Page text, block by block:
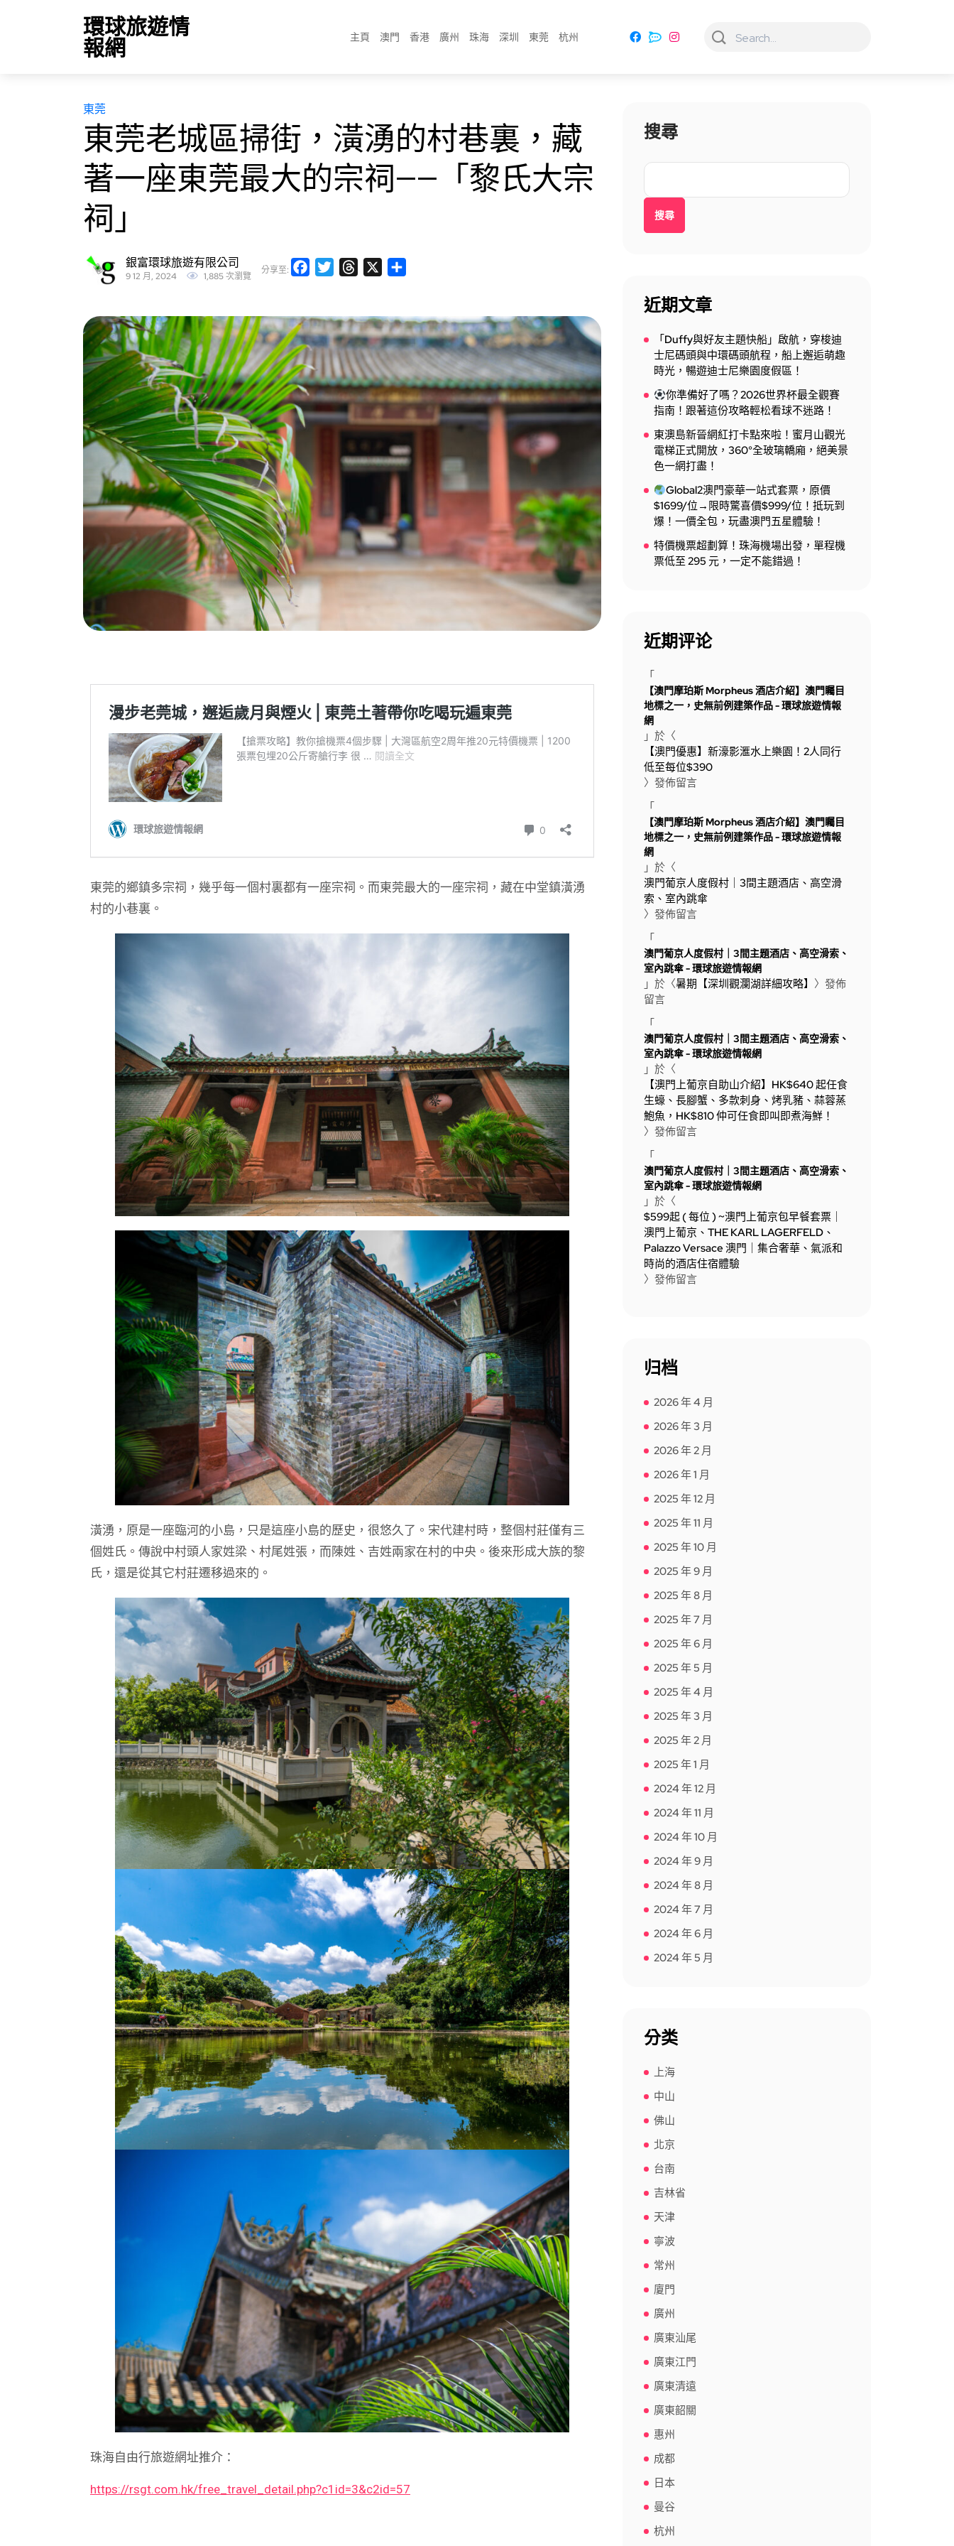
環球旅遊情
報網 主頁 澳門 香港 廣州 珠海 深圳 東莞 杭州
東莞
東莞老城區掃街，潢湧的村巷裏，藏
著一座東莞最大的宗祠——「黎氏大宗
祠」
銀富環球旅遊有限公司
9 12 月, 2024 1,885 次瀏覽
分享至: FacebookTwitterThreads
東莞的鄉鎮多宗祠，幾乎每一個村裏都有一座宗祠。而東莞最大的一座宗祠，藏在中堂鎮潢湧
村的小巷裏。
潢湧，原是一座臨河的小島，只是這座小島的歷史，很悠久了。宋代建村時，整個村莊僅有三
個姓氏。傳說中村頭人家姓梁、村尾姓張，而陳姓、吉姓兩家在村的中央。後來形成大族的黎
氏，還是從其它村莊遷移過來的。
珠海自由行旅遊網址推介：
https://rsgt.com.hk/free_travel_detail.php?c1id=3&c2id=57
搜尋
搜尋
近期文章
「Duffy與好友主題快船」啟航，穿梭迪
士尼碼頭與中環碼頭航程，船上邂逅萌趣
時光，暢遊迪士尼樂園度假區！
你準備好了嗎？2026世界杯最全觀賽
指南！跟著這份攻略輕松看球不迷路！
東澳島新晉網紅打卡點來啦！蜜月山觀光
電梯正式開放，360°全玻璃轎廂，絕美景
色一網打盡！
Global2澳門豪華一站式套票，原價
$1699/位→限時驚喜價$999/位！抵玩到
爆！一價全包，玩盡澳門五星體驗！
特價機票超劃算！珠海機場出發，單程機
票低至 295 元，一定不能錯過！
近期评论
「
【澳門摩珀斯 Morpheus 酒店介紹】澳門矚目
地標之一，史無前例建築作品 - 環球旅遊情報
網
」於〈
【澳門優惠】新濠影滙水上樂園！2人同行
低至每位$390
〉發佈留言
「
【澳門摩珀斯 Morpheus 酒店介紹】澳門矚目
地標之一，史無前例建築作品 - 環球旅遊情報
網
」於〈
澳門葡京人度假村｜3間主題酒店、高空滑
索、室內跳傘
〉發佈留言
「
澳門葡京人度假村｜3間主題酒店、高空滑索、
室內跳傘 - 環球旅遊情報網
」於〈暑期【深圳觀瀾湖詳細攻略】 〉發佈
留言
「
澳門葡京人度假村｜3間主題酒店、高空滑索、
室內跳傘 - 環球旅遊情報網
」於〈
【澳門上葡京自助山介紹】HK$640 起任食
生蠔、長腳蟹、多款刺身、烤乳豬、蒜蓉蒸
鮑魚，HK$810 仲可任食即叫即煮海鮮！
〉發佈留言
「
澳門葡京人度假村｜3間主題酒店、高空滑索、
室內跳傘 - 環球旅遊情報網
」於〈
$599起 ( 每位 ) ~澳門上葡京包早餐套票｜
澳門上葡京、THE KARL LAGERFELD、
Palazzo Versace 澳門｜集合奢華、氣派和
時尚的酒店住宿體驗
〉發佈留言
归档
2026 年 4 月
2026 年 3 月
2026 年 2 月
2026 年 1 月
2025 年 12 月
2025 年 11 月
2025 年 10 月
2025 年 9 月
2025 年 8 月
2025 年 7 月
2025 年 6 月
2025 年 5 月
2025 年 4 月
2025 年 3 月
2025 年 2 月
2025 年 1 月
2024 年 12 月
2024 年 11 月
2024 年 10 月
2024 年 9 月
2024 年 8 月
2024 年 7 月
2024 年 6 月
2024 年 5 月
分类
上海
中山
佛山
北京
台南
吉林省
天津
寧波
常州
廈門
廣州
廣東汕尾
廣東江門
廣東清遠
廣東韶關
惠州
成都
日本
曼谷
杭州